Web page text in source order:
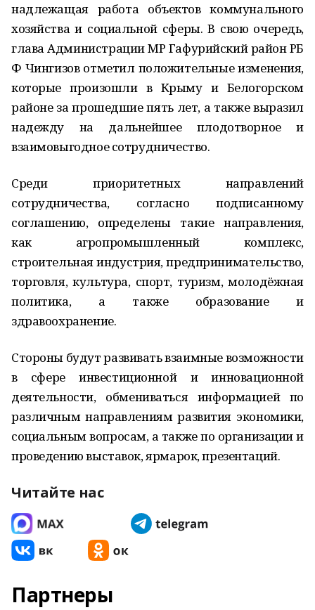
надлежащая работа объектов коммунального
хозяйства и социальной сферы. В свою очередь,
глава Администрации МР Гафурийский район РБ
Ф Чингизов отметил положительные изменения,
которые произошли в Крыму и Белогорском
районе за прошедшие пять лет, а также выразил
надежду на дальнейшее плодотворное и
взаимовыгодное сотрудничество.
Среди приоритетных направлений
сотрудничества, согласно подписанному
соглашению, определены такие направления,
как агропромышленный комплекс,
строительная индустрия, предпринимательство,
торговля, культура, спорт, туризм, молодёжная
политика, а также образование и
здравоохранение.
Стороны будут развивать взаимные возможности
в сфере инвестиционной и инновационной
деятельности, обмениваться информацией по
различным направлениям развития экономики,
социальным вопросам, а также по организации и
проведению выставок, ярмарок, презентаций.
Читайте нас
Партнеры